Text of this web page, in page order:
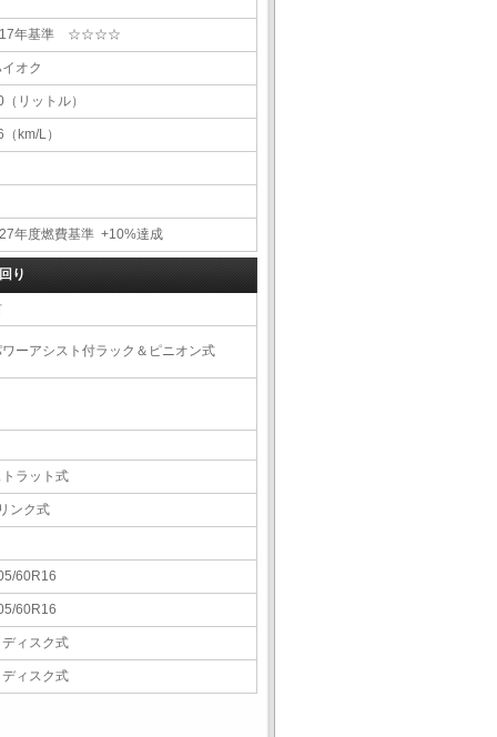
年基準 ☆☆☆☆
オク
（リットル）
km/L）
年度燃費基準 +10%達成
り
ーアシスト付ラック＆ピニオン式
ラット式
ンク式
60R16
60R16
ィスク式
ィスク式